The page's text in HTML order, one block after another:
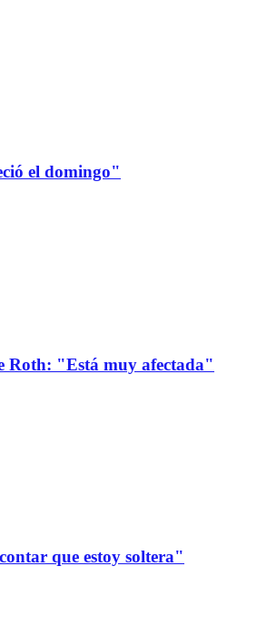
el domingo"
Roth: "Está muy afectada"
que estoy soltera"